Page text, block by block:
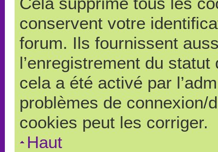
conservent votre
forum. Ils fournissent
l’enregistrement du
cela a été activé par
problèmes de connexion/
cookies peut les corriger.
Haut